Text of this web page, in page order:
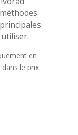
en
le prix.